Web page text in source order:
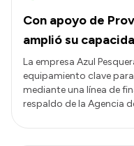
Con apoyo de
amplió su
La empresa Azul
equipamiento clave
mediante una línea de
respaldo de la Agencia